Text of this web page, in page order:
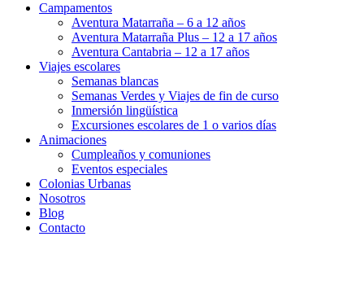
Campamentos
Aventura Matarraña – 6 a 12 años
Aventura Matarraña Plus – 12 a 17 años
Aventura Cantabria – 12 a 17 años
Viajes escolares
Semanas blancas
Semanas Verdes y Viajes de fin de curso
Inmersión lingüística
Excursiones escolares de 1 o varios días
Animaciones
Cumpleaños y comuniones
Eventos especiales
Colonias Urbanas
Nosotros
Blog
Contacto